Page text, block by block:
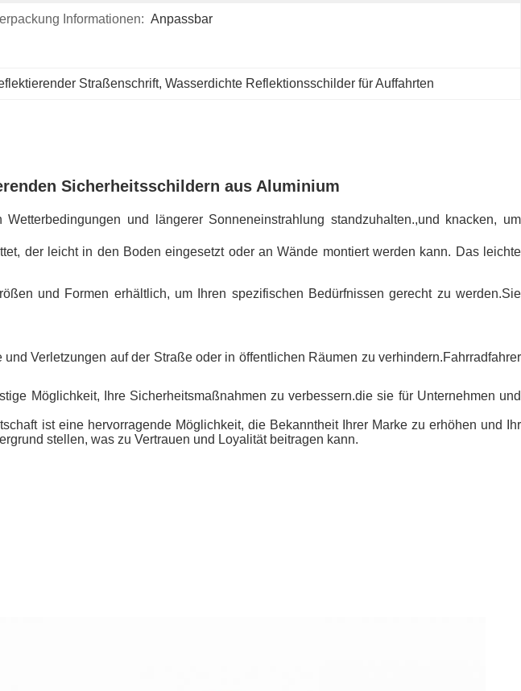
Informationen: Anpassbar
Straßenschrift, Wasserdichte Reflektionsschilder für Auffahrten
Sicherheitsschildern aus Aluminium
und längerer Sonneneinstrahlung standzuhalten.,und knacken, um
der leicht in den Boden eingesetzt oder an Wände montiert werden kann. Das leichte
und Formen erhältlich, um Ihren spezifischen Bedürfnissen gerecht zu werden.Sie
Verletzungen auf der Straße oder in öffentlichen Räumen zu verhindern.Fahrradfahrer
Möglichkeit, Ihre Sicherheitsmaßnahmen zu verbessern.die sie für Unternehmen und
ist eine hervorragende Möglichkeit, die Bekanntheit Ihrer Marke zu erhöhen und Ihr
stellen, was zu Vertrauen und Loyalität beitragen kann.